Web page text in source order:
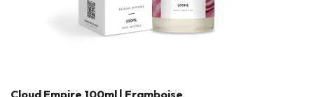
Cloud Empire 100ml | Framboise